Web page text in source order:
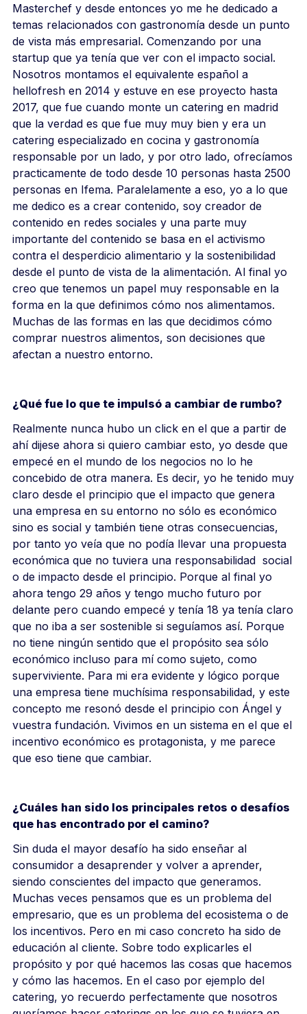
Masterchef y desde entonces yo me he dedicado a
temas relacionados con gastronomía desde un punto
de vista más empresarial. Comenzando por una
startup que ya tenía que ver con el impacto social.
Nosotros montamos el equivalente español a
hellofresh en 2014 y estuve en ese proyecto hasta
2017, que fue cuando monte un catering en madrid
que la verdad es que fue muy muy bien y era un
catering especializado en cocina y gastronomía
responsable por un lado, y por otro lado, ofrecíamos
practicamente de todo desde 10 personas hasta 2500
personas en Ifema. Paralelamente a eso, yo a lo que
me dedico es a crear contenido, soy creador de
contenido en redes sociales y una parte muy
importante del contenido se basa en el activismo
contra el desperdicio alimentario y la sostenibilidad
desde el punto de vista de la alimentación. Al final yo
creo que tenemos un papel muy responsable en la
forma en la que definimos cómo nos alimentamos.
Muchas de las formas en las que decidimos cómo
comprar nuestros alimentos, son decisiones que
afectan a nuestro entorno.
¿Qué fue lo que te impulsó a cambiar de rumbo?
Realmente nunca hubo un click en el que a partir de
ahí dijese ahora si quiero cambiar esto, yo desde que
empecé en el mundo de los negocios no lo he
concebido de otra manera. Es decir, yo he tenido muy
claro desde el principio que el impacto que genera
una empresa en su entorno no sólo es económico
sino es social y también tiene otras consecuencias,
por tanto yo veía que no podía llevar una propuesta
económica que no tuviera una responsabilidad social
o de impacto desde el principio. Porque al final yo
ahora tengo 29 años y tengo mucho futuro por
delante pero cuando empecé y tenía 18 ya tenía claro
que no iba a ser sostenible si seguíamos así. Porque
no tiene ningún sentido que el propósito sea sólo
económico incluso para mí como sujeto, como
superviviente. Para mi era evidente y lógico porque
una empresa tiene muchísima responsabilidad, y este
concepto me resonó desde el principio con Ángel y
vuestra fundación. Vivimos en un sistema en el que el
incentivo económico es protagonista, y me parece
que eso tiene que cambiar.
¿Cuáles han sido los principales retos o desafíos
que has encontrado por el camino?
Sin duda el mayor desafío ha sido enseñar al
consumidor a desaprender y volver a aprender,
siendo conscientes del impacto que generamos.
Muchas veces pensamos que es un problema del
empresario, que es un problema del ecosistema o de
los incentivos. Pero en mi caso concreto ha sido de
educación al cliente. Sobre todo explicarles el
propósito y por qué hacemos las cosas que hacemos
y cómo las hacemos. En el caso por ejemplo del
catering, yo recuerdo perfectamente que nosotros